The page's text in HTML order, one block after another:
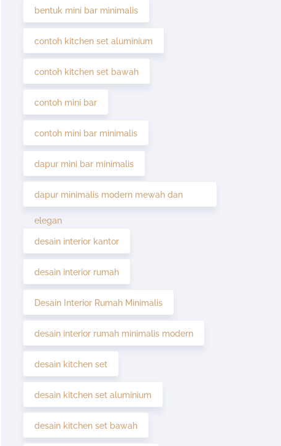
bentuk mini bar minimalis
contoh kitchen set aluminium
contoh kitchen set bawah
contoh mini bar
contoh mini bar minimalis
dapur mini bar minimalis
dapur minimalis modern mewah dan
elegan
desain interior kantor
desain interior rumah
Desain Interior Rumah Minimalis
desain interior rumah minimalis modern
desain kitchen set
desain kitchen set aluminium
desain kitchen set bawah